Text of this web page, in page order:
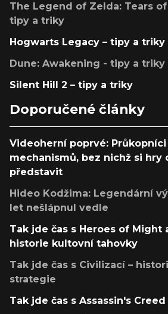
The Legend of Zelda: Tears
tipy a triky
Hogwarts Legacy – tipy a triky
Dune: Awakening - tipy a triky
Silent Hill 2 – tipy a triky
Doporučené články
Videoherní poprvé:
mechanismů, bez nichž si hry
představit
Hideo Kodžima: Legendární
let nešlápnul vedle
Tak jde čas s Heroes of Might
historie kultovní tahovky
Tak jde čas s Civilizací –
strategie
Tak jde čas s Assassin's